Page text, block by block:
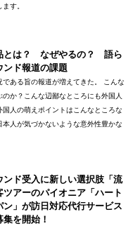
す。
とは？ なぜやるの？ 語ら
ド報道の課題
である旨の報道が増えてきた。 こんな
か？こんな辺鄙なところにも外国人
人の萌えポイントはこんなところな
人が気づかないような意外性豊かな
ンド受入に新しい選択肢「流
アーのパイオニア「ハート
ン」が訪日対応代行サービス
を開始！